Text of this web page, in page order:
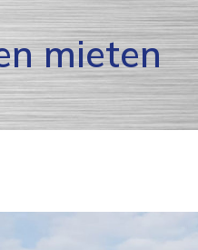
mieten